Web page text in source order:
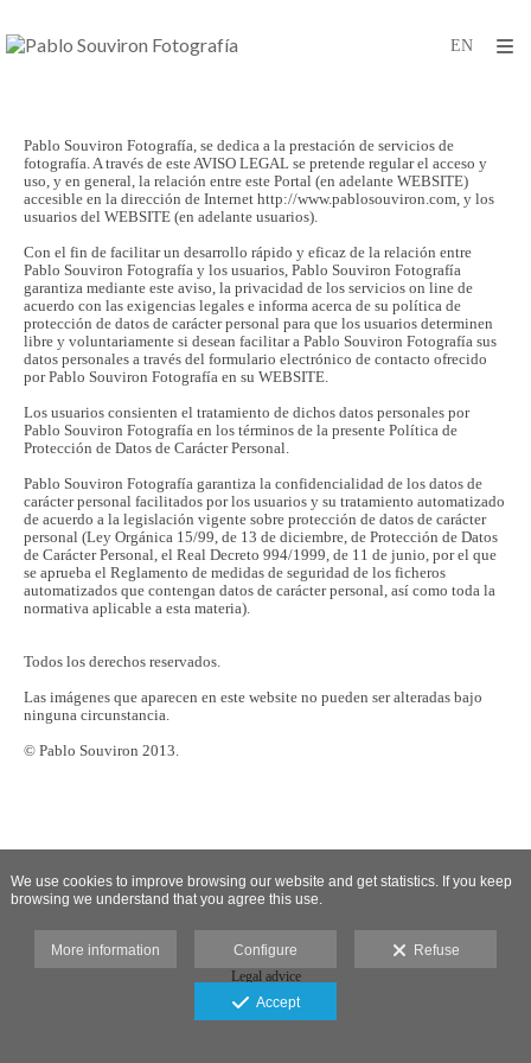
Pablo Souviron Fotografía, se dedica a la prestación de servicios de
fotografía. A través de este AVISO LEGAL se pretende regular el acceso y
uso, y en general, la relación entre este Portal (en adelante WEBSITE)
accesible en la dirección de Internet http://www.pablosouviron.com, y los
usuarios del WEBSITE (en adelante usuarios).
Con el fin de facilitar un desarrollo rápido y eficaz de la relación entre
Pablo Souviron Fotografía y los usuarios, Pablo Souviron Fotografía
garantiza mediante este aviso, la privacidad de los servicios on line de
acuerdo con las exigencias legales e informa acerca de su política de
protección de datos de carácter personal para que los usuarios determinen
libre y voluntariamente si desean facilitar a Pablo Souviron Fotografía sus
datos personales a través del formulario electrónico de contacto ofrecido
por Pablo Souviron Fotografía en su WEBSITE.
Los usuarios consienten el tratamiento de dichos datos personales por
Pablo Souviron Fotografía en los términos de la presente Política de
Protección de Datos de Carácter Personal.
Pablo Souviron Fotografía garantiza la confidencialidad de los datos de
carácter personal facilitados por los usuarios y su tratamiento automatizado
de acuerdo a la legislación vigente sobre protección de datos de carácter
personal (Ley Orgánica 15/99, de 13 de diciembre, de Protección de Datos
de Carácter Personal, el Real Decreto 994/1999, de 11 de junio, por el que
se aprueba el Reglamento de medidas de seguridad de los ficheros
automatizados que contengan datos de carácter personal, así como toda la
normativa aplicable a esta materia).
Todos los derechos reservados.
Las imágenes que aparecen en este website no pueden ser alteradas bajo
ninguna circunstancia.
© Pablo Souviron 2013.
Legal advice
We use cookies to improve browsing our website and get statistics. If you keep
browsing we understand that you agree this use.
More information Configure Refuse
Accept